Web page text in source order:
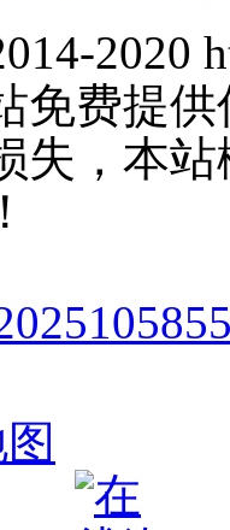
2020
免费提
失，本